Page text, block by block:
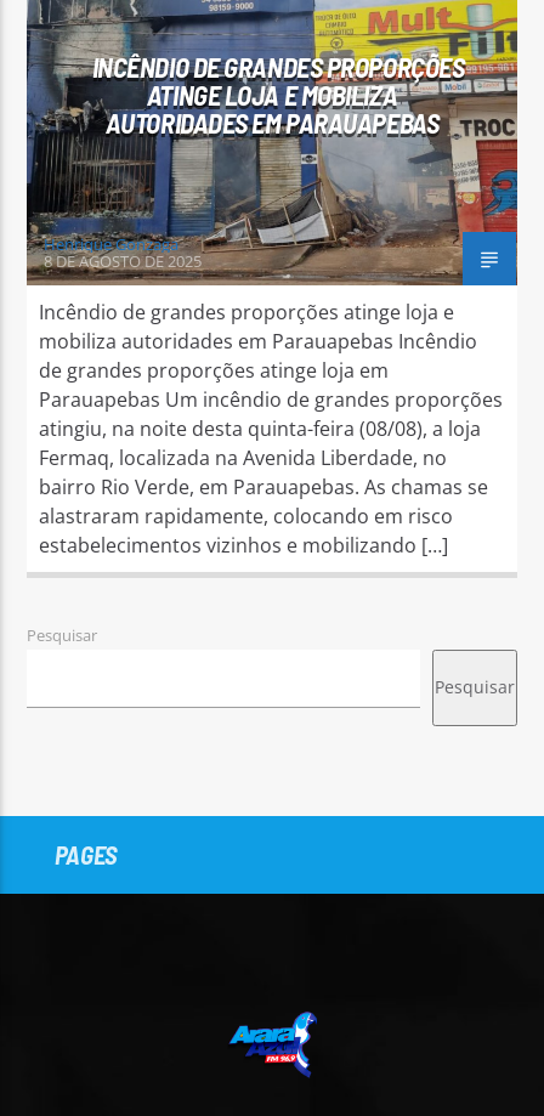
Arara Azul FM
INCÊNDIO DE GRANDES PROPORÇÕES
ATINGE LOJA E MOBILIZA
AUTORIDADES EM PARAUAPEBAS
Henrique Gonzaga
8 DE AGOSTO DE 2025
Incêndio de grandes proporções atinge loja e
mobiliza autoridades em Parauapebas Incêndio
de grandes proporções atinge loja em
Parauapebas Um incêndio de grandes proporções
atingiu, na noite desta quinta-feira (08/08), a loja
Fermaq, localizada na Avenida Liberdade, no
bairro Rio Verde, em Parauapebas. As chamas se
alastraram rapidamente, colocando em risco
estabelecimentos vizinhos e mobilizando […]
Pesquisar
Pesquisar
PAGES